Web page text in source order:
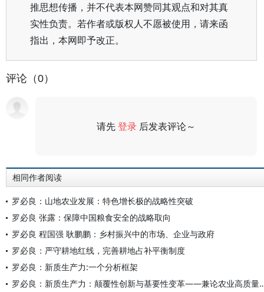
推思想传播，并不代表本网赞同其观点和对其真
实性负责。若作者或版权人不愿被使用，请来函
指出，本网即予改正。
评论（0）
请先登录 后发表评论～
相同作者阅读
罗必良：山地农业发展：特色增长极的战略性突破
罗必良 张露：保障中国粮食安全的战略取向
罗必良 程国强 耿鹏鹏：乡村振兴中的市场、企业与政府
罗必良：严守耕地红线，完善耕地占补平衡制度
罗必良：新质生产力:一个分析框架
罗必良：新质生产力：颠覆性创新与